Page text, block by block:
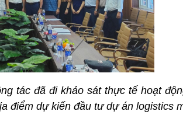
tác đã đi khảo sát thực tế hoạt
điểm dự kiến đầu tư dự án logistics